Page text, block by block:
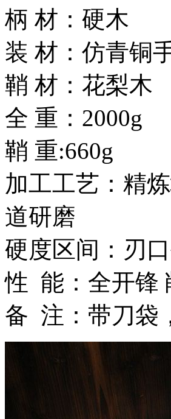
柄 材：硬木
装 材：仿青铜
鞘 材：花梨木
全 重：2000g
鞘 重:660g
加工工艺：精
道研磨
硬度区间：刃
性 能：全开锋
备 注：带刀袋